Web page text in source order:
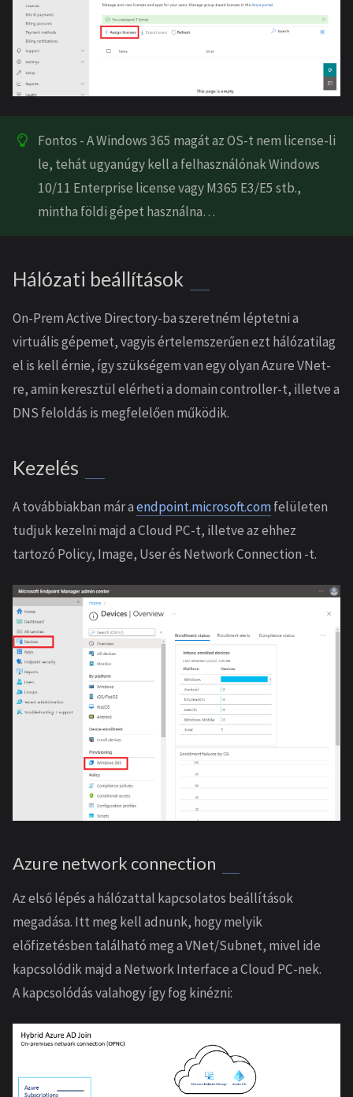
Fontos - A Windows 365 magát az OS-t nem license-li
le, tehát ugyanúgy kell a felhasználónak Windows
10/11 Enterprise license vagy M365 E3/E5 stb.,
mintha földi gépet használna…
Hálózati beállítások
On-Prem Active Directory-ba szeretném léptetni a
virtuális gépemet, vagyis értelemszerűen ezt hálózatilag
el is kell érnie, így szükségem van egy olyan Azure VNet-
re, amin keresztül elérheti a domain controller-t, illetve a
DNS feloldás is megfelelően működik.
Kezelés
A továbbiakban már aendpoint.microsoft.comfelületen
tudjuk kezelni majd a Cloud PC-t, illetve az ehhez
tartozó Policy, Image, User és Network Connection -t.
Azure network connection
Az első lépés a hálózattal kapcsolatos beállítások
megadása. Itt meg kell adnunk, hogy melyik
előfizetésben található meg a VNet/Subnet, mivel ide
kapcsolódik majd a Network Interface a Cloud PC-nek.
A kapcsolódás valahogy így fog kinézni: